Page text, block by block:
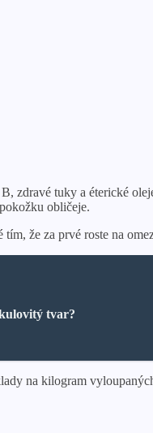
zdravé tuky a éterické
obličeje.
že za prvé roste na
tvar?
na kilogram